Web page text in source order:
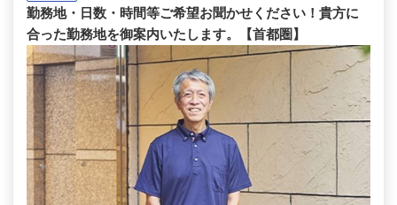
勤務地・日数・時間等ご希望お聞かせください！貴方に
合った勤務地を御案内いたします。【首都圏】